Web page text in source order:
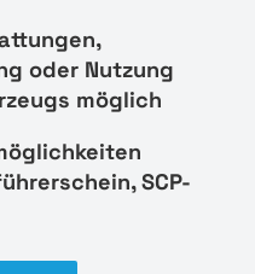
oder Nutzung
möglich
SCP-